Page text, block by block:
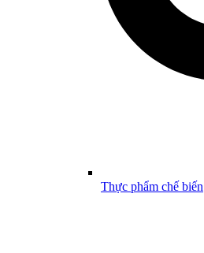
Thực phẩm chế biến